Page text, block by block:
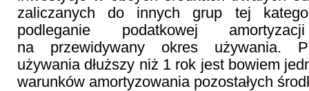
zaliczanych do innych grup tej
podleganie podatkowej
na przewidywany okres używania.
używania dłuższy niż 1 rok jest bowiem
warunków amortyzowania pozostałych